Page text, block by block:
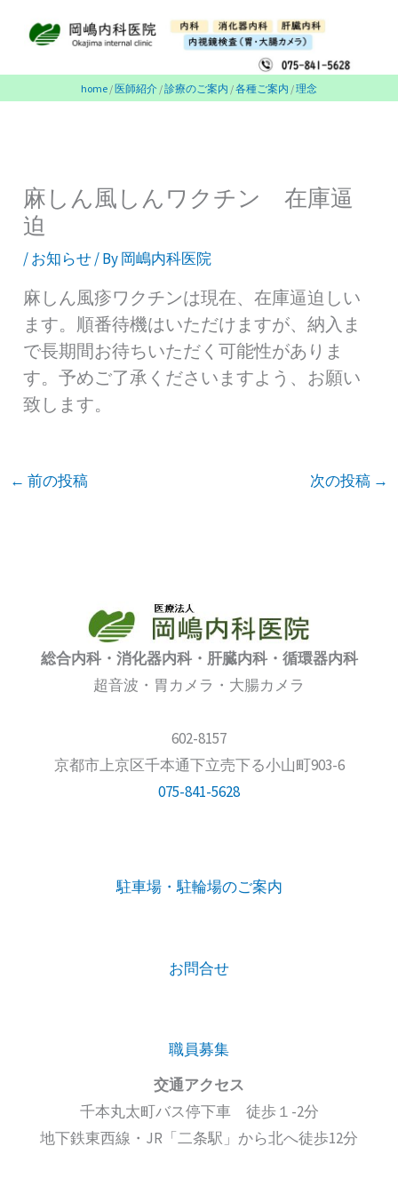
home /医師紹介 /診療のご案内 /各種ご案内 /理念
麻しん風しんワクチン 在庫逼
迫
/お知らせ/ By岡嶋内科医院
麻しん風疹ワクチンは現在、在庫逼迫しい
ます。順番待機はいただけますが、納入ま
で長期間お待ちいただく可能性がありま
す。予めご了承くださいますよう、お願い
致します。
← 前の投稿 次の投稿 →
総合内科・消化器内科・肝臓内科・循環器内科
超音波・胃カメラ・大腸カメラ
602-8157
京都市上京区千本通下立売下る小山町903-6
075-841-5628
駐車場・駐輪場のご案内
お問合せ
職員募集
交通アクセス
千本丸太町バス停下車 徒歩１-2分
地下鉄東西線・JR「二条駅」から北へ徒歩12分